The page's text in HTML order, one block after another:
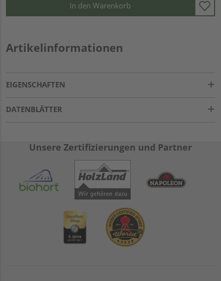
In den Warenkorb
Artikelinformationen
EIGENSCHAFTEN
DATENBLÄTTER
Unsere Zertifizierungen und Partner